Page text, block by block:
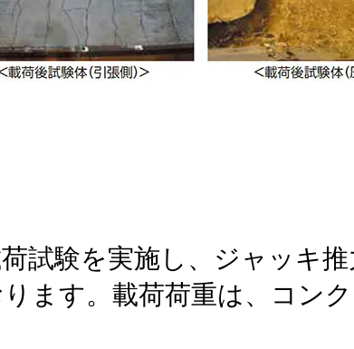
試験を実施し、ジャッキ
ます。載荷荷重は、コン